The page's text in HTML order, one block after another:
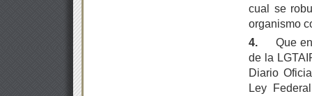
cual se
organismo
4.
Que
de la
Diario
Ley